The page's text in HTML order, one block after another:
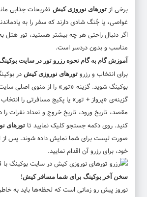
برخی از تورهای نوروزی کیش تفریحات جذابی
غواصی، یا جُنگ شادی دارند که سفر را به
اگر دنبال راحتی هر چه بیشتر هستید، تور هتل
مناسب و بدون دردسر است.
آموزش گام به گام نحوه رزرو تور در سایت
برای انتخاب و رزرو تورهای نوروزی کیش در
بوکینگ شوید. گزینه «تور» را از منوی اصلی
گزینه‌ی «پرواز + تور» یا پکیج مسافرتی را
مقصد، تاریخ ورود، تاریخ خروج و تعداد نفرات
کنید. روی دکمه جستجو کلیک نمایید تا تورهای
صورت لیست برای شما نمایش داده شوند. پس از
خود، برای رزرو آن اقدام نمایید.
سخن آخر بوکینگ برای شما مسافر کیش!
نوروز پیش رو زمانی است که لحظه‌ها باید به